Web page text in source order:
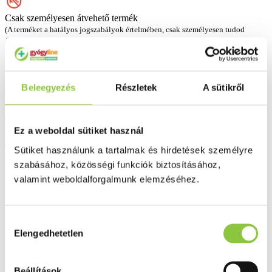
Beleegyezés Részletek A sütikről
Ez a weboldal sütiket használ
Sütiket használunk a tartalmak és hirdetések személyre
szabásához, közösségi funkciók biztosításához,
valamint weboldalforgalmunk elemzéséhez.
kiválasztása
Elengedhetetlen
Csak személyesen átvehető termék
(A terméket a hatályos jogszabályok értelmében, csak személyesen tudod
átvenni)
Átvételi pont: 1086, Budapest, Teleki tér 5,
kattintson a részletekért
Kívánságlistába